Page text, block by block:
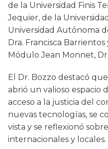
de la Universidad Finis
Jequier, de la
Universidad Autónoma
Dra. Francisca
Módulo Jean Monnet,
El Dr. Bozzo destacó
abrió un valioso espacio
acceso a la justicia del
nuevas tecnologías, se
vista y se reflexionó
internacionales y locales.